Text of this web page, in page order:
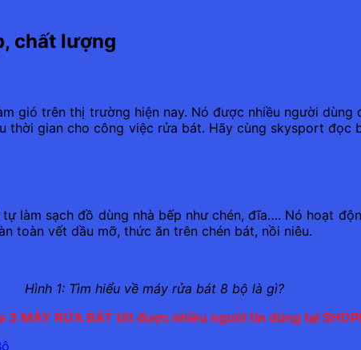
chất lượng
gió trên thị trường hiện nay. Nó được nhiều người
thời gian cho công việc rửa bát. Hãy cùng skysport đọc
làm sạch đồ dùng nhà bếp như chén, đĩa…. Nó hoạt
toàn vết dầu mỡ, thức ăn trên chén bát, nồi niêu.
Hình 1: Tìm hiểu về máy rửa bát 8 bộ là gì?
3 MÁY RỬA BÁT tốt được nhiều người tin dùng tại